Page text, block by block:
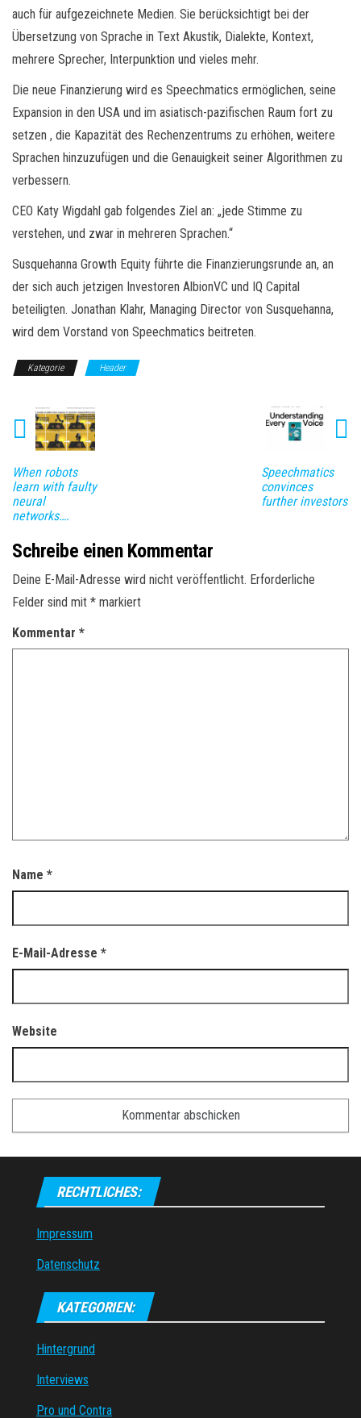
auch für aufgezeichnete Medien. Sie berücksichtigt bei der
Übersetzung von Sprache in Text Akustik, Dialekte, Kontext,
mehrere Sprecher, Interpunktion und vieles mehr.
Die neue Finanzierung wird es Speechmatics ermöglichen, seine
Expansion in den USA und im asiatisch-pazifischen Raum fort zu
setzen , die Kapazität des Rechenzentrums zu erhöhen, weitere
Sprachen hinzuzufügen und die Genauigkeit seiner Algorithmen zu
verbessern.
CEO Katy Wigdahl gab folgendes Ziel an: „jede Stimme zu
verstehen, und zwar in mehreren Sprachen.“
Susquehanna Growth Equity führte die Finanzierungsrunde an, an
der sich auch jetzigen Investoren AlbionVC und IQ Capital
beteiligten. Jonathan Klahr, Managing Director von Susquehanna,
wird dem Vorstand von Speechmatics beitreten.
Kategorie Header
When robots
learn with faulty
neural
networks….
Speechmatics
convinces
further investors
Schreibe einen Kommentar
Deine E-Mail-Adresse wird nicht veröffentlicht. Erforderliche
Felder sind mit * markiert
Kommentar *
Name *
E-Mail-Adresse *
Website
RECHTLICHES:
Impressum
Datenschutz
KATEGORIEN:
Hintergrund
Interviews
Pro und Contra